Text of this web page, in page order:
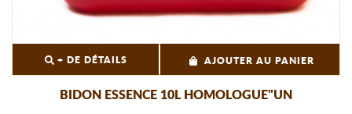
+ DE DÉTAILS AJOUTER AU PANIER
BIDON ESSENCE 10L HOMOLOGUE"UN